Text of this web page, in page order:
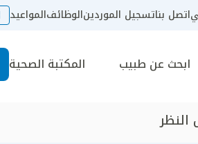
اتصل بناتسجيل الموردينالوظائفالمواعيد
ابحث عن طبيب المكتبة الصحية